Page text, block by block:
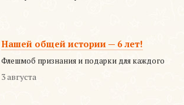
Нашей общей истории — 6 лет!
Флешмоб признания и подарки для каждого
3 августа